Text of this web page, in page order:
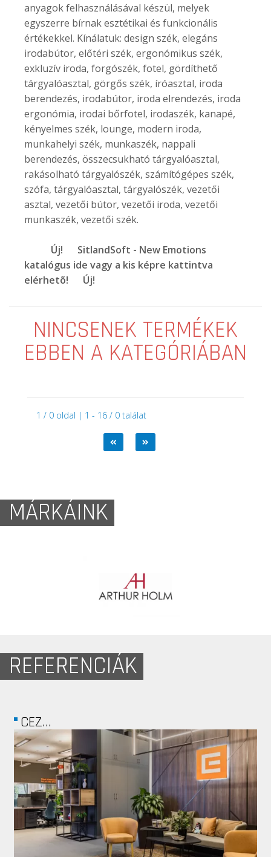
anyagok felhasználásával készül, melyek
egyszerre bírnak esztétikai és funkcionális
értékekkel. Kínálatuk: design szék, elegáns
irodabútor, előtéri szék, ergonómikus szék,
exkluzív iroda, forgószék, fotel, gördíthető
tárgyalóasztal, görgős szék, íróasztal, iroda
berendezés, irodabútor, iroda elrendezés, iroda
ergonómia, irodai bőrfotel, irodaszék, kanapé,
kényelmes szék, lounge, modern iroda,
munkahelyi szék, munkaszék, nappali
berendezés, összecsukható tárgyalóasztal,
rakásolható tárgyalószék, számítógépes szék,
szófa, tárgyalóasztal, tárgyalószék, vezetői
asztal, vezetői bútor, vezetői iroda, vezetői
munkaszék, vezetői szék.
Új! SitlandSoft - New Emotions
katalógus ide vagy a kis képre kattintva
elérhetõ! Új!
NINCSENEK TERMÉKEK
EBBEN A KATEGÓRIÁBAN
1 / 0 oldal | 1 - 16 / 0 találat
MÁRKÁINK
REFERENCIÁK
VIRÁNYOS...